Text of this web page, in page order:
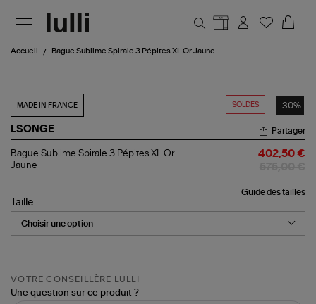
Accueil Bague Sublime Spirale 3 Pépites XL Or Jaune
SOLDES -30%
MADE IN FRANCE
LSONGE
Bague
Sublime
Pépites
XL
Or
Jaune
Partager
Bague Sublime Spirale 3 Pépites XL Or
Jaune
402,50 €
Guide des tailles
Taille
VOTRE CONSEILLÈRE LULLI
Une question sur ce produit ?